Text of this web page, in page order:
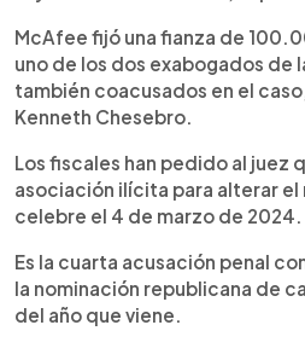
McAfee fijó una fianza de
uno de los dos exabogados de
también coacusados en el
Kenneth Chesebro.
Los fiscales han pedido al juez
asociación ilícita para alterar
celebre el 4 de marzo de 2024.
Es la cuarta acusación penal
la nominación republicana de
del año que viene.